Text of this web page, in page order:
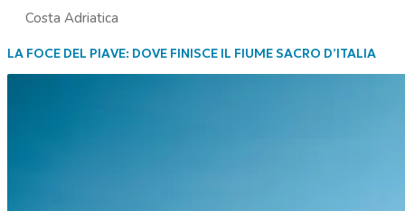
Costa Adriatica
LA FOCE DEL PIAVE: DOVE FINISCE IL FIUME SACRO D’ITALIA